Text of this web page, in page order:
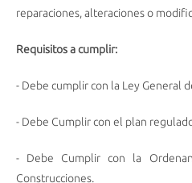
reparaciones, alteraciones o
Requisitos a cumplir:
- Debe cumplir con la Ley General
- Debe Cumplir con el plan
- Debe Cumplir con la
Construcciones.